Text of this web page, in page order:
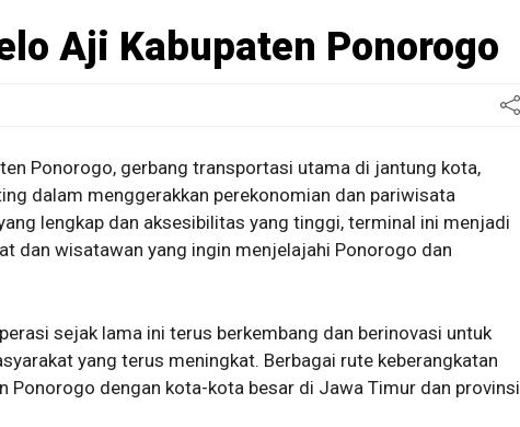
Aji Kabupaten Ponorogo
Ponorogo, gerbang transportasi utama di jantung kota,
dalam menggerakkan perekonomian dan pariwisata
lengkap dan aksesibilitas yang tinggi, terminal ini menjadi
dan wisatawan yang ingin menjelajahi Ponorogo dan
sejak lama ini terus berkembang dan berinovasi untuk
yang terus meningkat. Berbagai rute keberangkatan
Ponorogo dengan kota-kota besar di Jawa Timur dan provinsi